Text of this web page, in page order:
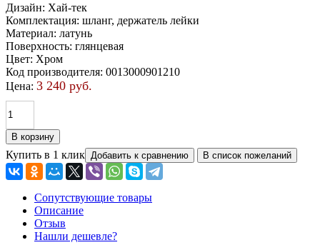
Дизайн: Хай-тек
Комплектация: шланг, держатель лейки
Материал: латунь
Поверхность: глянцевая
Цвет: Хром
Код производителя: 0013000901210
Цена: 3 240 руб.
Купить в 1 клик
Сопутствующие товары
Описание
Отзыв
Нашли дешевле?